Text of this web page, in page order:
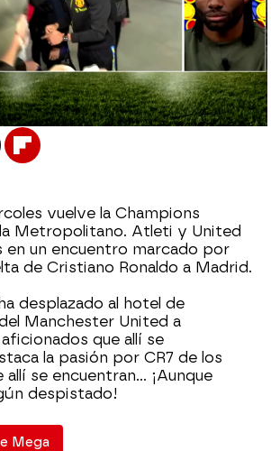
de febrero de 2022, 06:00
febrero de 2022, 01:35
Flipboard
vuelve la Champions
Metropolitano. Atleti y United
en un encuentro marcado por
de Cristiano Ronaldo a Madrid.
desplazado al hotel de
Manchester United a
que allí se
la pasión por CR7 de los
se encuentran... ¡Aunque
despistado!
Mega